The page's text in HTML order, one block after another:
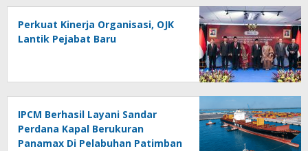
Perkuat Kinerja Organisasi, OJK
Lantik Pejabat Baru
IPCM Berhasil Layani Sandar
Perdana Kapal Berukuran
Panamax Di Pelabuhan Patimban